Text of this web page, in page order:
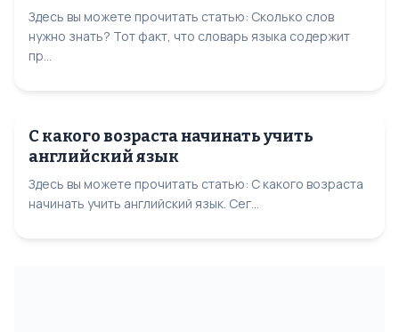
Здесь вы можете прочитать статью: Сколько слов
нужно знать? Тот факт, что словарь языка содержит
пр...
С какого возраста начинать учить
английский язык
Здесь вы можете прочитать статью: С какого возраста
начинать учить английский язык. Сег...